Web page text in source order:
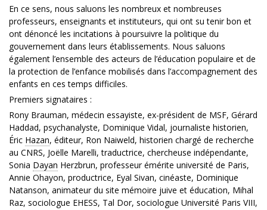
En ce sens, nous saluons les nombreux et nombreuses
professeurs, enseignants et instituteurs, qui ont su tenir bon et
ont dénoncé les incitations à poursuivre la politique du
gouvernement dans leurs établissements. Nous saluons
également l’ensemble des acteurs de l’éducation populaire et de
la protection de l’enfance mobilisés dans l’accompagnement des
enfants en ces temps difficiles.
Premiers signataires :
Rony Brauman, médecin essayiste, ex-président de MSF, Gérard
Haddad, psychanalyste, Dominique Vidal, journaliste historien,
Éric Hazan, éditeur, Ron Naiweld, historien chargé de recherche
au CNRS, Joëlle Marelli, traductrice, chercheuse indépendante,
Sonia Dayan Herzbrun, professeur émérite université de Paris,
Annie Ohayon, productrice, Eyal Sivan, cinéaste, Dominique
Natanson, animateur du site mémoire juive et éducation, Mihal
Raz, sociologue EHESS, Tal Dor, sociologue Université Paris VIII,